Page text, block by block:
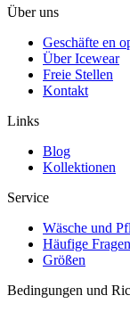
Über uns
Geschäfte en
Über Icewear
Freie Stellen
Kontakt
Links
Blog
Kollektionen
Service
Wäsche und
Häufige Fragen
Größen
Bedingungen und